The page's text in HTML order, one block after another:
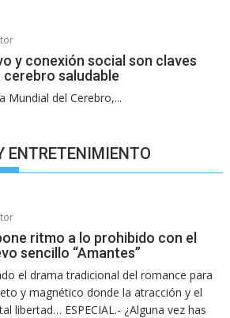
y conexión social son claves
saludable
del Cerebro,...
ENTRETENIMIENTO
ritmo a lo prohibido con el
sencillo “Amantes”
el drama tradicional del romance para
y magnético donde la atracción y el
libertad… ESPECIAL.- ¿Alguna vez has